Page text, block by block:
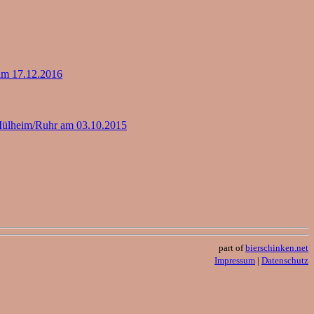
17.12.2016
Ruhr am 03.10.2015
part ofbierschinken.net
Impressum | Datenschutz